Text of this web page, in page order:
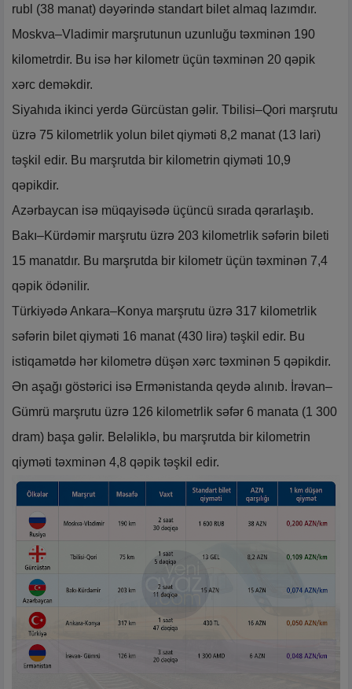
rubl (38 manat) dəyərində standart bilet almaq lazımdır.
Moskva–Vladimir marşrutunun uzunluğu təxminən 190
kilometrdir. Bu isə hər kilometr üçün təxminən 20 qəpik
xərc deməkdir.
Siyahıda ikinci yerdə Gürcüstan gəlir. Tbilisi–Qori marşrutu
üzrə 75 kilometrlik yolun bilet qiyməti 8,2 manat (13 lari)
təşkil edir. Bu marşrutda bir kilometrin qiyməti 10,9
qəpikdir.
Azərbaycan isə müqayisədə üçüncü sırada qərarlaşıb.
Bakı–Kürdəmir marşrutu üzrə 203 kilometrlik səfərin bileti
15 manatdır. Bu marşrutda bir kilometr üçün təxminən 7,4
qəpik ödənilir.
Türkiyədə Ankara–Konya marşrutu üzrə 317 kilometrlik
səfərin bilet qiyməti 16 manat (430 lirə) təşkil edir. Bu
istiqamətdə hər kilometrə düşən xərc təxminən 5 qəpikdir.
Ən aşağı göstərici isə Ermənistanda qeydə alınıb. İrəvan–
Gümrü marşrutu üzrə 126 kilometrlik səfər 6 manata (1 300
dram) başa gəlir. Beləliklə, bu marşrutda bir kilometrin
qiyməti təxminən 4,8 qəpik təşkil edir.